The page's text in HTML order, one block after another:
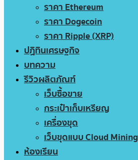
ราคา Ethereum
ราคา Dogecoin
ราคา Ripple (XRP)
ปฏิทินเศรษฐกิจ
บทความ
รีวิวผลิตภัณฑ์
เว็บซื้อขาย
กระเป๋าเก็บเหรียญ
เครื่องขุด
เว็บขุดแบบ Cloud Mining
ห้องเรียน